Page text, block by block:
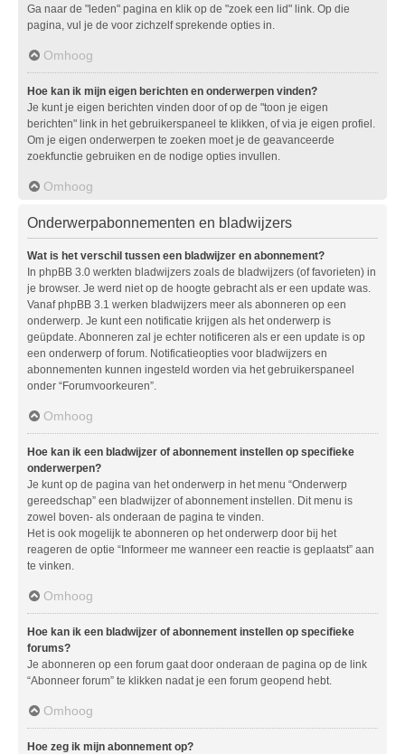
Ga naar de "leden" pagina en klik op de "zoek een lid" link. Op die
pagina, vul je de voor zichzelf sprekende opties in.
Omhoog
Hoe kan ik mijn eigen berichten en onderwerpen vinden?
Je kunt je eigen berichten vinden door of op de "toon je eigen
berichten" link in het gebruikerspaneel te klikken, of via je eigen profiel.
Om je eigen onderwerpen te zoeken moet je de geavanceerde
zoekfunctie gebruiken en de nodige opties invullen.
Omhoog
Onderwerpabonnementen en bladwijzers
Wat is het verschil tussen een bladwijzer en abonnement?
In phpBB 3.0 werkten bladwijzers zoals de bladwijzers (of favorieten) in
je browser. Je werd niet op de hoogte gebracht als er een update was.
Vanaf phpBB 3.1 werken bladwijzers meer als abonneren op een
onderwerp. Je kunt een notificatie krijgen als het onderwerp is
geüpdate. Abonneren zal je echter notificeren als er een update is op
een onderwerp of forum. Notificatieopties voor bladwijzers en
abonnementen kunnen ingesteld worden via het gebruikerspaneel
onder “Forumvoorkeuren”.
Omhoog
Hoe kan ik een bladwijzer of abonnement instellen op specifieke
onderwerpen?
Je kunt op de pagina van het onderwerp in het menu “Onderwerp
gereedschap” een bladwijzer of abonnement instellen. Dit menu is
zowel boven- als onderaan de pagina te vinden.
Het is ook mogelijk te abonneren op het onderwerp door bij het
reageren de optie “Informeer me wanneer een reactie is geplaatst” aan
te vinken.
Omhoog
Hoe kan ik een bladwijzer of abonnement instellen op specifieke
forums?
Je abonneren op een forum gaat door onderaan de pagina op de link
“Abonneer forum” te klikken nadat je een forum geopend hebt.
Omhoog
Hoe zeg ik mijn abonnement op?